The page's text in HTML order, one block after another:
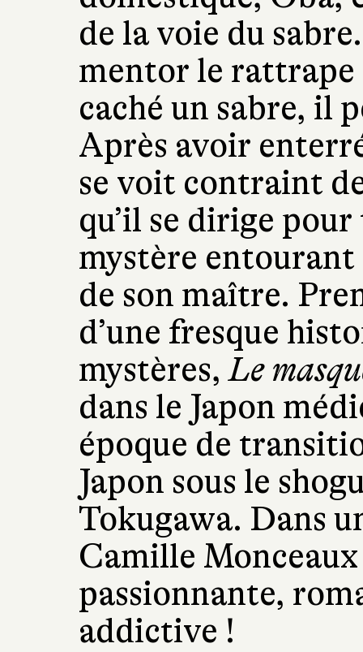
de la voie du
mentor le
caché un sabre, il
Après avoir
se voit contraint
qu’il se dirige
mystère entourant
de son maître.
d’une fresque
mystères,Le
dans le Japon
époque de
Japon sous le
Tokugawa. Dans
Camille
passionnante,
addictive !